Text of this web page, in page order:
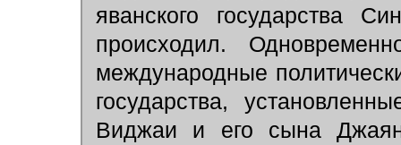
яванского государства
происходил.
международные
государства,
Виджаи и его сына